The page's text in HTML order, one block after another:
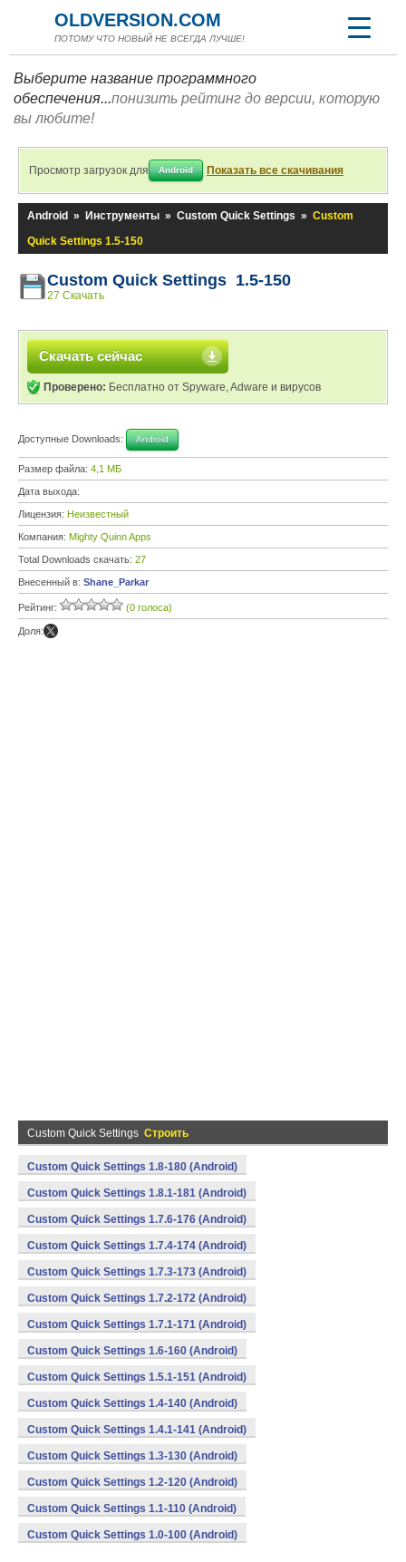
OLDVERSION.COM
ПОТОМУ ЧТО НОВЫЙ НЕ ВСЕГДА ЛУЧШЕ!
Выберите название программного
обеспечения...понизить рейтинг до версии, которую
вы любите!
Просмотр загрузок для Android Показать все скачивания
Android » Инструменты » Custom Quick Settings » Custom
Quick Settings 1.5-150
Custom Quick Settings 1.5-150
27 Скачать
Скачать сейчас
Проверено: Бесплатно от Spyware, Adware и вирусов
Доступные Downloads: Android
Размер файла: 4,1 МБ
Дата выхода:
Лицензия: Неизвестный
Компания: Mighty Quinn Apps
Total Downloads скачать: 27
Внесенный в: Shane_Parkar
Рейтинг: (0 голоса)
Доля:
Custom Quick Settings Строить
Custom Quick Settings 1.8-180 (Android)
Custom Quick Settings 1.8.1-181 (Android)
Custom Quick Settings 1.7.6-176 (Android)
Custom Quick Settings 1.7.4-174 (Android)
Custom Quick Settings 1.7.3-173 (Android)
Custom Quick Settings 1.7.2-172 (Android)
Custom Quick Settings 1.7.1-171 (Android)
Custom Quick Settings 1.6-160 (Android)
Custom Quick Settings 1.5.1-151 (Android)
Custom Quick Settings 1.4-140 (Android)
Custom Quick Settings 1.4.1-141 (Android)
Custom Quick Settings 1.3-130 (Android)
Custom Quick Settings 1.2-120 (Android)
Custom Quick Settings 1.1-110 (Android)
Custom Quick Settings 1.0-100 (Android)